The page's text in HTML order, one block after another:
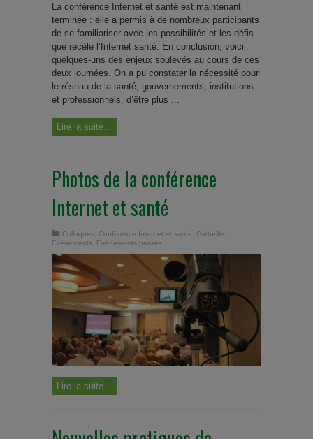
La conférence Internet et santé est maintenant
terminée : elle a permis à de nombreux participants
de se familiariser avec les possibilités et les défis
que recèle l’Internet santé. En conclusion, voici
quelques-uns des enjeux soulevés au cours de ces
deux journées. On a pu constater la nécessité pour
le réseau de la santé, gouvernements, institutions
et professionnels, d’être plus ...
Lire la suite...
Photos de la conférence
Internet et santé
Colloques Conférence Internet et santé Corbeille
Événements
Évènements passés
Lire la suite...